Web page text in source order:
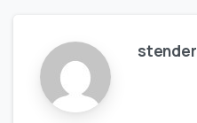
stender